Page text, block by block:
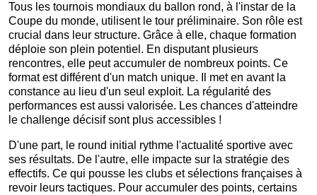
Tous les tournois mondiaux du ballon rond, à l'instar de la
Coupe du monde, utilisent le tour préliminaire. Son rôle est
crucial dans leur structure. Grâce à elle, chaque formation
déploie son plein potentiel. En disputant plusieurs
rencontres, elle peut accumuler de nombreux points. Ce
format est différent d'un match unique. Il met en avant la
constance au lieu d'un seul exploit. La régularité des
performances est aussi valorisée. Les chances d'atteindre
le challenge décisif sont plus accessibles !
D'une part, le round initial rythme l'actualité sportive avec
ses résultats. De l'autre, elle impacte sur la stratégie des
effectifs. Ce qui pousse les clubs et sélections françaises à
revoir leurs tactiques. Pour accumuler des points, certains